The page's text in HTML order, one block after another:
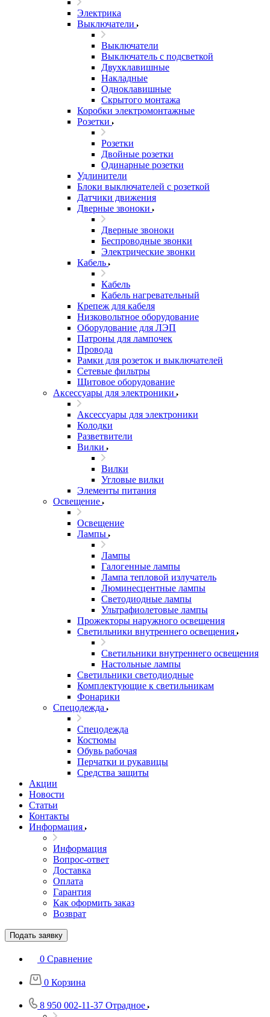
Электрика
Выключатели
Выключатели
Выключатель с подсветкой
Двухклавишные
Накладные
Одноклавишные
Скрытого монтажа
Коробки электромонтажные
Розетки
Розетки
Двойные розетки
Одинарные розетки
Удлинители
Блоки выключателей с розеткой
Датчики движения
Дверные звоноки
Дверные звоноки
Беспроводные звонки
Электрические звонки
Кабель
Кабель
Кабель нагревательный
Крепеж для кабеля
Низковольтное оборудование
Оборудование для ЛЭП
Патроны для лампочек
Провода
Рамки для розеток и выключателей
Сетевые фильтры
Щитовое оборудование
Аксессуары для электроники
Аксессуары для электроники
Колодки
Разветвители
Вилки
Вилки
Угловые вилки
Элементы питания
Освещение
Освещение
Лампы
Лампы
Галогенные лампы
Лампа тепловой излучатель
Люминесцентные лампы
Светодиодные лампы
Ультрафиолетовые лампы
Прожекторы наружного освещения
Светильники внутреннего освещения
Светильники внутреннего освещения
Настольные лампы
Светильники светодиодные
Комплектующие к светильникам
Фонарики
Спецодежда
Спецодежда
Костюмы
Обувь рабочая
Перчатки и рукавицы
Средства защиты
Акции
Новости
Статьи
Контакты
Информация
Информация
Вопрос-ответ
Доставка
Оплата
Гарантия
Как оформить заказ
Возврат
Подать заявку
0 Сравнение
0 Корзина
8 950 002-11-37 Отрадное